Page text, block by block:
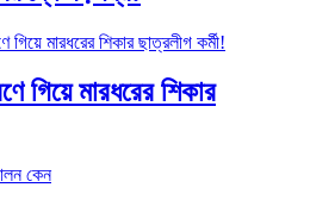
গিয়ে মারধরের শিকার